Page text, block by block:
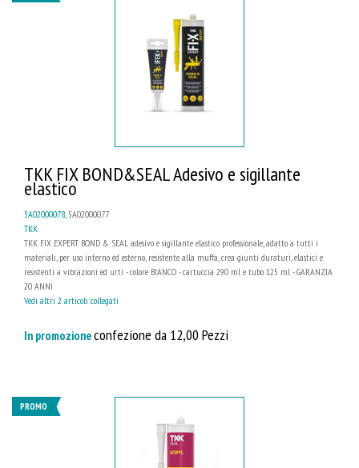
TKK FIX BOND&SEAL Adesivo e sigillante
elastico
5A02000078 , 5A02000077
TKK
TKK FIX EXPERT BOND & SEAL adesivo e sigillante elastico professionale, adatto a tutti i
materiali, per uso interno ed esterno, resistente alla muffa, crea giunti duraturi, elastici e
resistenti a vibrazioni ed urti - colore BIANCO - cartuccia 290 ml e tubo 125 ml - GARANZIA
20 ANNI
Vedi altri 2 articoli collegati
In promozioneconfezione da 12,00 Pezzi
PROMO